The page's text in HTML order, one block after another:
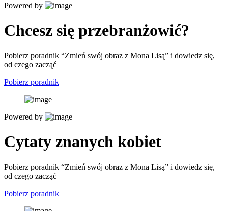
Powered by
Chcesz się przebranżowić?
Pobierz poradnik “Zmień swój obraz z Mona Lisą” i dowiedz się,
od czego zacząć
Pobierz poradnik
Powered by
Cytaty znanych kobiet
Pobierz poradnik “Zmień swój obraz z Mona Lisą” i dowiedz się,
od czego zacząć
Pobierz poradnik